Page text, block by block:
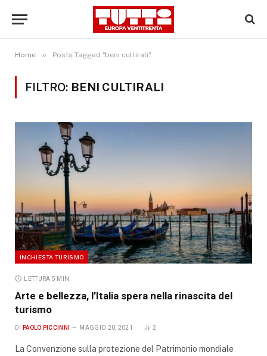
Home » Posts Tagged "beni cultirali"
FILTRO: BENI CULTIRALI
INCHIESTA TURISMO
LETTURA 5 MIN.
Arte e bellezza, l’Italia spera nella rinascita del
turismo
DI PAOLO PICCINNI MAGGIO 20, 2021 2
La Convenzione sulla protezione del Patrimonio mondiale